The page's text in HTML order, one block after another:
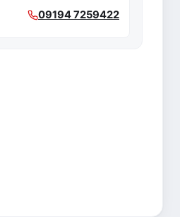
09194 7259422